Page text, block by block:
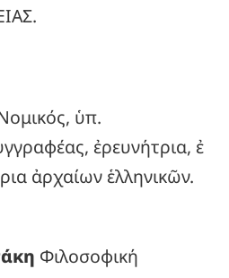
ὑπ.
ἐρευνήτρια, ἐ
ἀρχαίων ἑλληνικῶν.
Φιλοσοφική